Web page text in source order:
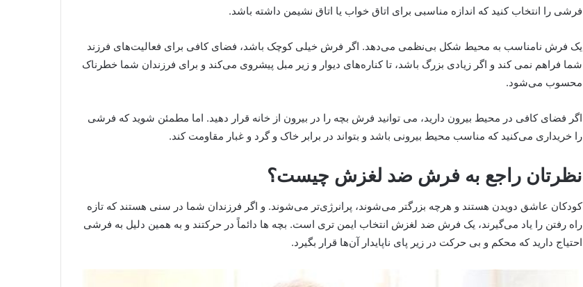
فرشی را انتخاب کنید که اندازه مناسبی برای اتاق خواب یا اتاق نشیمن داشته باشد.
یک فرش نامناسب به محیط شکل بی‌نظمی می‌دهد. اگر فرش خیلی کوچک باشد، فضای کافی برای فعالیت‌های فرزند
شما فراهم نمی ‌کند و اگر زیادی بزرگ باشد، تا کناره‌های دیوار و زیر مبل پیشروی می‌کند و برای فرزندان شما خطرناک
محسوب می‌شود.
اگر فضای کافی در محیط بیرون دارید، می توانید فرش بچه را در بیرون از خانه قرار دهید. اما مطمئن شوید که فرشی
را خریداری می‌کنید که مناسب محیط بیرونی باشد و بتواند در برابر خاک و گرد و غبار مقاومت کند.
نظرتان راجع به فرش ضد لغزش چیست؟
کودکان عاشق دویدن هستند و هرچه بزرگتر می‌شوند، پرانرژی‌تر می‌شوند. و اگر فرزندان شما در سنی هستند که تازه
راه رفتن را یاد می‌گیرند، یک فرش ضد لغزش انتخاب ایمن تری است. بچه ها دائماً در حرکتند و به همین دلیل به فرشی
احتیاج دارید که محکم و بی حرکت در زیر پای ناپایدار آن‌ها قرار بگیرد.